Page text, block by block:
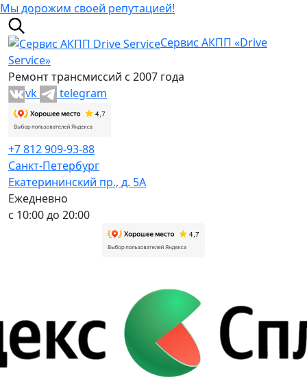
Мы дорожим своей репутацией!
Сервис АКПП «Drive
Service»
Ремонт трансмиссий с 2007 года
vk
telegram
+7 812 909-93-88
Санкт-Петербург
Екатерининский пр., д. 5А
Ежедневно
с 10:00 до 20:00